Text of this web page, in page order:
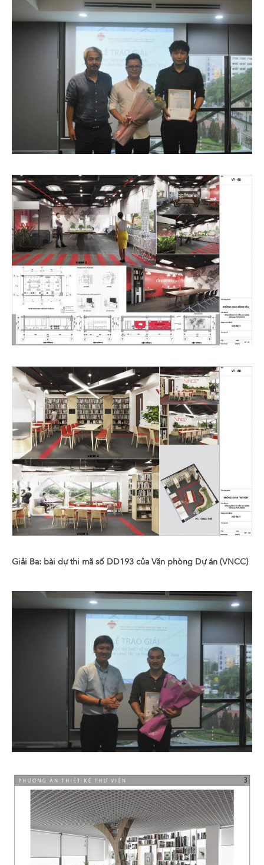
Giải Ba: bài dự thi mã số DD193 của Văn phòng Dự án (VNCC)